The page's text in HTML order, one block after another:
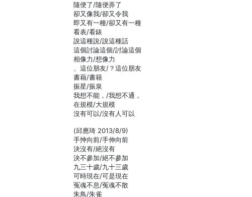
隨便了/隨便弄了
卻又像我/卻又令我
即又有一種/卻又有一種
看表/看錶
說這種說/說這種話
這個討論這個/討論這個
相像力/想像力
、這位朋友/？這位朋友
書藉/書籍
振星/振泉
我想不能，/我想不通，
在規模/大規模
沒有可以/沒有人可以
(邱應琦 2013/8/9)
手抻向前/手伸向前
決沒有/絕沒有
決不參加/絕不參加
九三十歲/九十三歲
可時現在/可是現在
冤魂不息/冤魂不散
朱鳥/朱雀